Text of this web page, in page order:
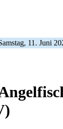
11. Juni